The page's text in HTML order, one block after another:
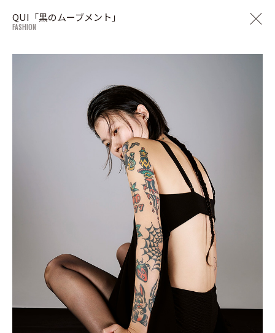
QUI「黒のムーブメント」
FASHION